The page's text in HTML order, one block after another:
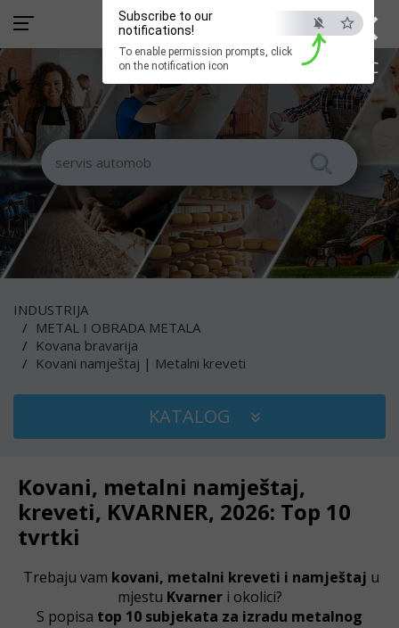
×
ESC
Subscribe to our
notifications!
To enable permission prompts, click
on the notification icon
INDUSTRIJA
METAL I OBRADA METALA
Kovana bravarija
Kovani namještaj | Metalni kreveti
KATALOG
Kovani, metalni namještaj,
kreveti, KVARNER, 2026: Top 10
tvrtki
Trebaju vam kovani, metalni kreveti i namještaj u
mjestu Kvarneri okolici?
S popisa top 10 subjekata za izradu metalnog